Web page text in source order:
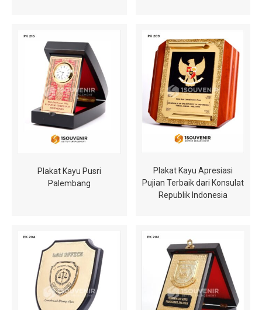
Plakat Kayu Pusri
Palembang
Plakat Kayu Apresiasi
Pujian Terbaik dari Konsulat
Republik Indonesia